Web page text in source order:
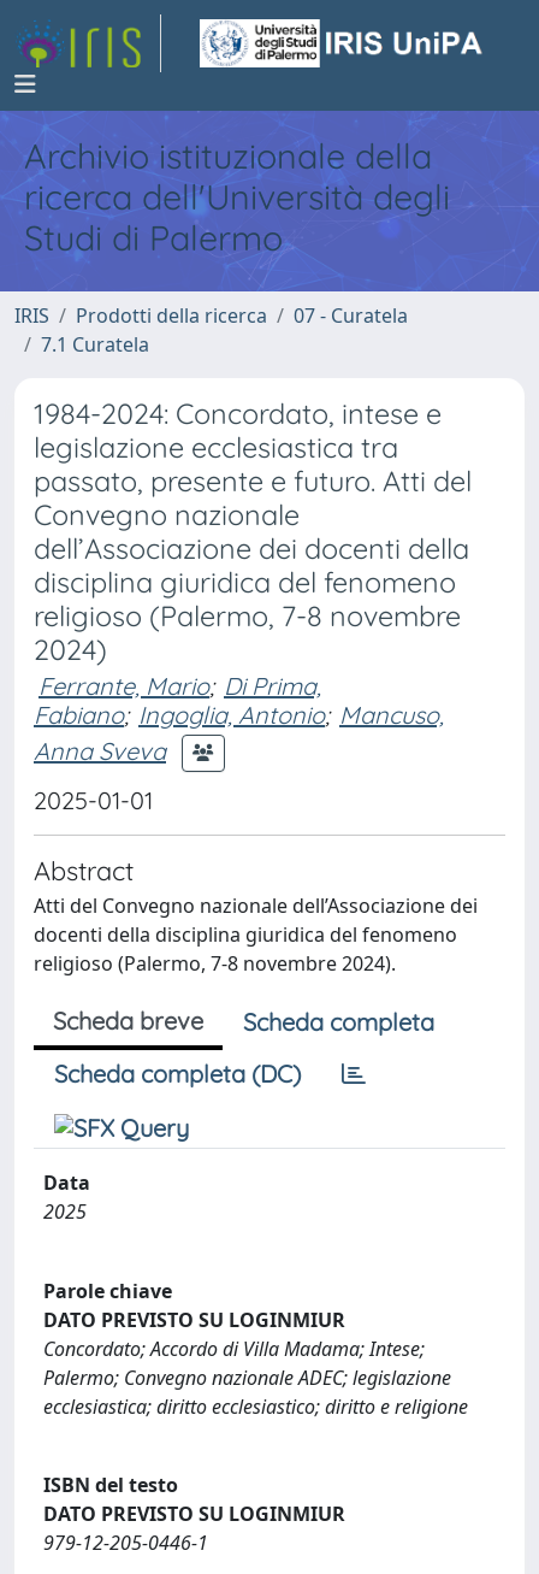
Archivio istituzionale della
ricerca dell'Università degli
Studi di Palermo
IRIS Prodotti della ricerca
07 - Curatela
7.1 Curatela
1984-2024: Concordato, intese e
legislazione ecclesiastica tra
passato, presente e futuro. Atti del
Convegno nazionale
dell’Associazione dei docenti della
disciplina giuridica del fenomeno
religioso (Palermo, 7-8 novembre
2024)
Ferrante, Mario; Di Prima,
Fabiano; Ingoglia, Antonio; Mancuso,
Anna Sveva
2025-01-01
Abstract
Atti del Convegno nazionale dell’Associazione dei
docenti della disciplina giuridica del fenomeno
religioso (Palermo, 7-8 novembre 2024).
Scheda breve
Scheda completa
Scheda completa (DC)
Data
2025
Parole chiave
DATO PREVISTO SU LOGINMIUR
Concordato; Accordo di Villa Madama; Intese;
Palermo; Convegno nazionale ADEC; legislazione
ecclesiastica; diritto ecclesiastico; diritto e religione
ISBN del testo
DATO PREVISTO SU LOGINMIUR
979-12-205-0446-1